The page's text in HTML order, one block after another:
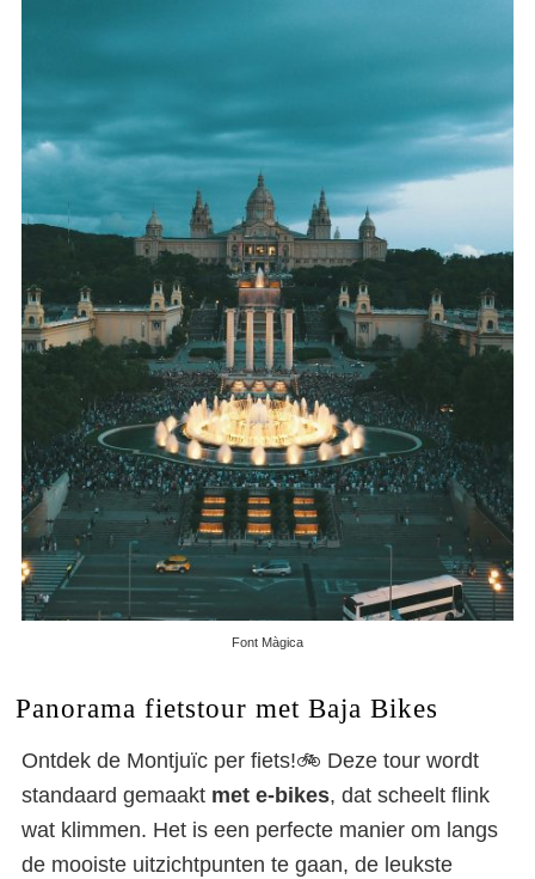
Font Màgica
Panorama fietstour met Baja Bikes
Ontdek de Montjuïc per fiets!🚲 Deze tour wordt
standaard gemaakt met e-bikes, dat scheelt flink
wat klimmen. Het is een perfecte manier om langs
de mooiste uitzichtpunten te gaan, de leukste